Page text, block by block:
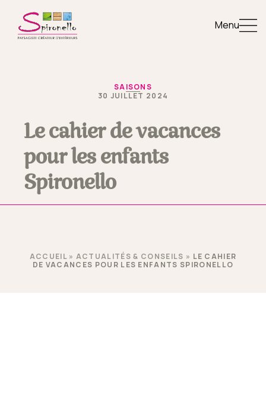
Menu
SAISONS
30 JUILLET 2024
Le cahier de vacances
pour les enfants
Spironello
ACCUEIL» ACTUALITÉS & CONSEILS » LE CAHIER
DE VACANCES POUR LES ENFANTS SPIRONELLO